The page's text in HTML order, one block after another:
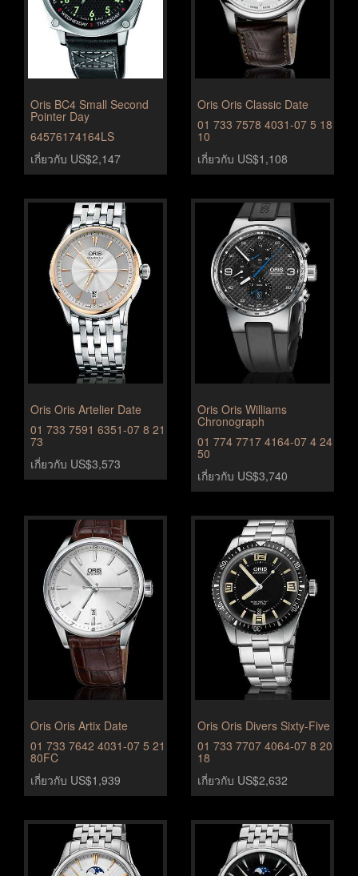
Oris BC4 Small Second
Pointer Day
64576174164LS
เกี่ยวกับ US$2,147
Oris Oris Classic Date
01 733 7578 4031-07 5 18
10
เกี่ยวกับ US$1,108
Oris Oris Artelier Date
01 733 7591 6351-07 8 21
73
เกี่ยวกับ US$3,573
Oris Oris Williams
Chronograph
01 774 7717 4164-07 4 24
50
เกี่ยวกับ US$3,740
Oris Oris Artix Date
01 733 7642 4031-07 5 21
80FC
เกี่ยวกับ US$1,939
Oris Oris Divers Sixty-Five
01 733 7707 4064-07 8 20
18
เกี่ยวกับ US$2,632